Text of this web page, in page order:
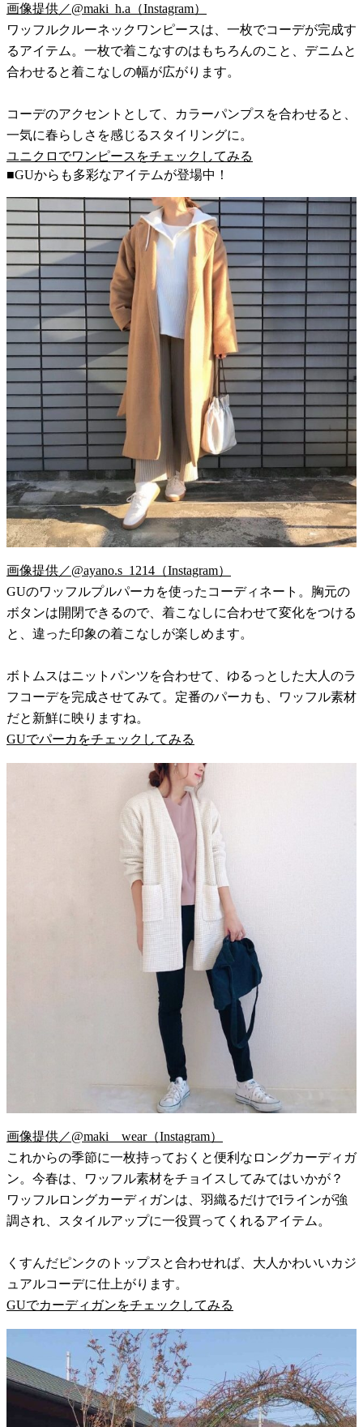
画像提供／@maki_h.a（Instagram）
ワッフルクルーネックワンピースは、一枚でコーデが完成す
るアイテム。一枚で着こなすのはもちろんのこと、デニムと
合わせると着こなしの幅が広がります。
コーデのアクセントとして、カラーパンプスを合わせると、
一気に春らしさを感じるスタイリングに。
ユニクロでワンピースをチェックしてみる
■GUからも多彩なアイテムが登場中！
画像提供／@ayano.s_1214（Instagram）
GUのワッフルプルパーカを使ったコーディネート。胸元の
ボタンは開閉できるので、着こなしに合わせて変化をつける
と、違った印象の着こなしが楽しめます。
ボトムスはニットパンツを合わせて、ゆるっとした大人のラ
フコーデを完成させてみて。定番のパーカも、ワッフル素材
だと新鮮に映りますね。
GUでパーカをチェックしてみる
画像提供／@maki__wear（Instagram）
これからの季節に一枚持っておくと便利なロングカーディガ
ン。今春は、ワッフル素材をチョイスしてみてはいかが？
ワッフルロングカーディガンは、羽織るだけでIラインが強
調され、スタイルアップに一役買ってくれるアイテム。
くすんだピンクのトップスと合わせれば、大人かわいいカジ
ュアルコーデに仕上がります。
GUでカーディガンをチェックしてみる